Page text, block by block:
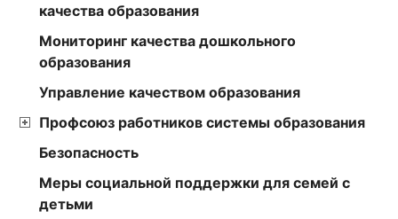
качества образования
Мониторинг качества дошкольного
образования
Управление качеством образования
Профсоюз работников системы образования
Безопасность
Меры социальной поддержки для семей с
детьми